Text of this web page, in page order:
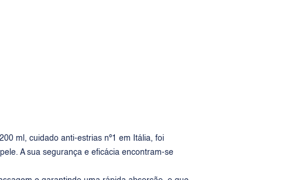
ml , cuidado anti-estrias nº1 em Itália, foi
A sua segurança e eficácia encontram-se